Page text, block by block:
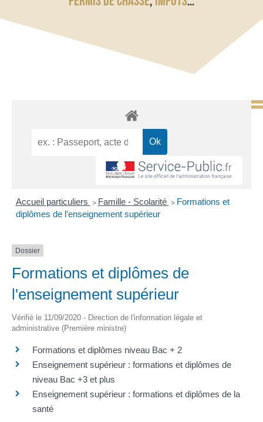
Accueil particuliers > Famille - Scolarité > Formations et
diplômes de l'enseignement supérieur
Dossier
Formations et diplômes de
l'enseignement supérieur
Vérifié le 11/09/2020 - Direction de l'information légale et
administrative (Première ministre)
Formations et diplômes niveau Bac + 2
Enseignement supérieur : formations et diplômes de
niveau Bac +3 et plus
Enseignement supérieur : formations et diplômes de la
santé